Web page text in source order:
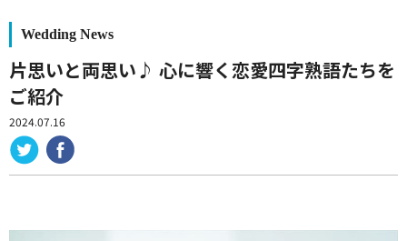
セットリング
商品カテゴリ
ショップ
AFFLUXについて
Wedding News
片思いと両思い♪ 心に響く恋愛四字熟語たちを
ご紹介
2024.07.16